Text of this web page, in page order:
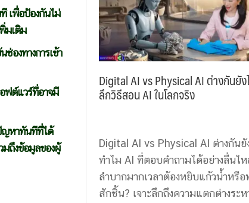
เพื่อป้องกันไม่
มเติม
องทางการเข้า
ฟต์แวร์ที่อาจมี
ญหาทันทีที่ได้
มถึงข้อมูลของผู้
Digital AI vs Physical AI ต่างกันยังไ
ลึกวิธีสอน AI ในโลกจริง
Digital AI vs Physical AI ต่างกันยั
ทำไม AI ที่ตอบคำถามได้อย่างลื่นไห
ลำบากมากเวลาต้องหยิบแก้วน้ำหรื
สักชิ้น? เจาะลึกถึงความแตกต่างระห